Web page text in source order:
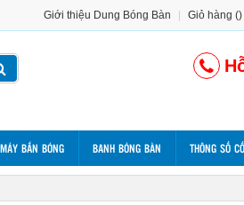
Giới thiệu Dung Bóng Bàn Giỏ hàng ()
MÁY BẮN BÓNG BANH BÓNG BÀN THÔNG SỐ